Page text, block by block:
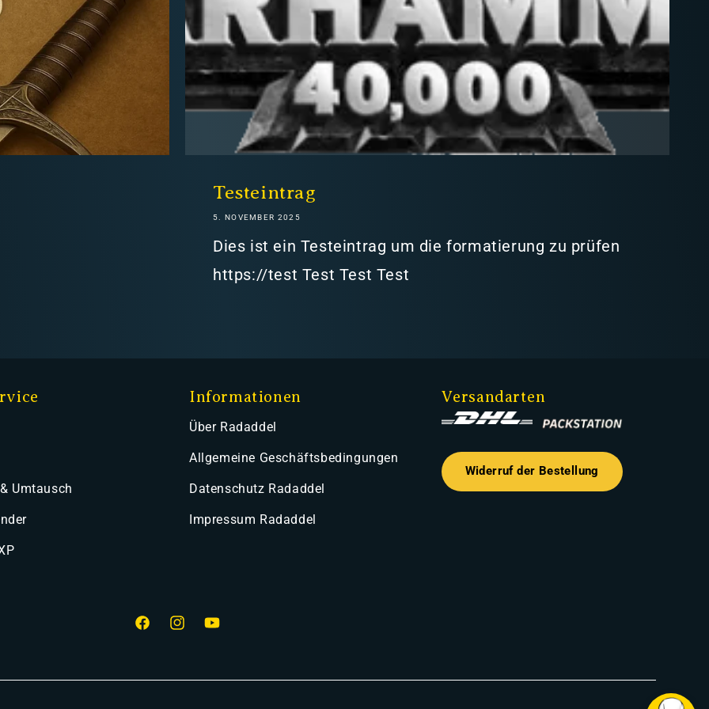
Testeintrag
5. NOVEMBER 2025
Dies ist ein Testeintrag um die formatierung zu prüfen
https://test Test Test Test
Umtausch
Informationen
Über Radaddel
Allgemeine Geschäftsbedingungen
Datenschutz Radaddel
Impressum Radaddel
Versandarten
Widerruf der Bestellung
FacebookInstagramYouTube